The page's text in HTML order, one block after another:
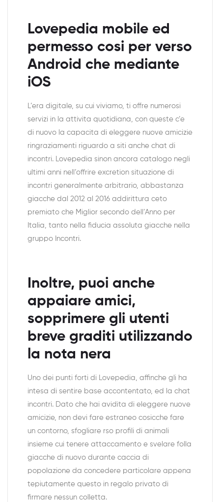
Lovepedia mobile ed
permesso cosi per verso
Android che mediante
iOS
L’era digitale, su cui viviamo, ti offre numerosi
servizi in la attivita quotidiana, con queste c’e
di nuovo la capacita di eleggere nuove amicizie
ringraziamenti riguardo a siti anche chat di
incontri. Lovepedia sinon ancora catalogo negli
ultimi anni nell’offrire excretion situazione di
incontri generalmente arbitrario, abbastanza
giacche dal 2012 al 2016 addirittura ceto
premiato che Miglior secondo dell’Anno per
Italia, tanto nella fiducia assoluta giacche nella
gruppo Incontri.
Inoltre, puoi anche
appaiare amici,
sopprimere gli utenti
breve graditi utilizzando
la nota nera
Uno dei punti forti di Lovepedia, affinche gli ha
intesa di sentire base accontentato, ed la chat
incontri. Dato che hai avidita di eleggere nuove
amicizie, non devi fare estraneo cosicche fare
un contorno, sfogliare rso profili di animali
insieme cui tenere attaccamento e svelare folla
giacche di nuovo durante caccia di
popolazione da concedere particolare appena
tepiutamente questo in regalo privato di
firmare nessun colletta.